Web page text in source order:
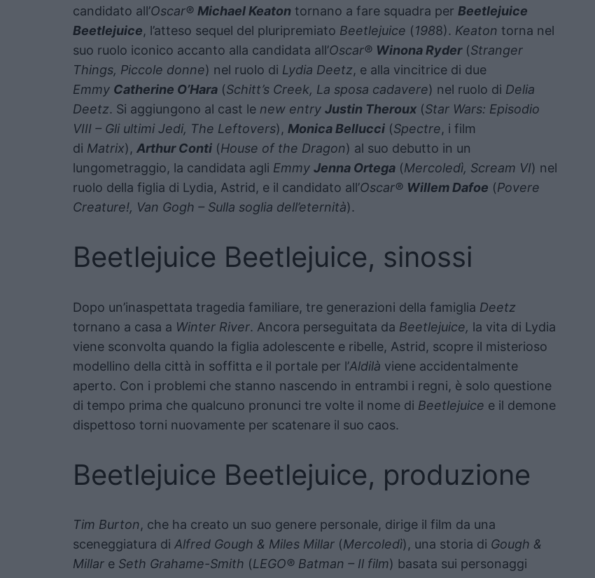
candidato all’Oscar® Michael Keaton tornano a fare squadra per Beetlejuice
Beetlejuice, l’atteso sequel del pluripremiato Beetlejuice (1988). Keaton torna nel
suo ruolo iconico accanto alla candidata all’Oscar® Winona Ryder (Stranger
Things, Piccole donne) nel ruolo di Lydia Deetz, e alla vincitrice di due
Emmy Catherine O’Hara (Schitt’s Creek, La sposa cadavere) nel ruolo di Delia
Deetz. Si aggiungono al cast le new entry Justin Theroux (Star Wars: Episodio
VIII – Gli ultimi Jedi, The Leftovers), Monica Bellucci (Spectre, i film
di Matrix), Arthur Conti (House of the Dragon) al suo debutto in un
lungometraggio, la candidata agli Emmy Jenna Ortega (Mercoledì, Scream VI) nel
ruolo della figlia di Lydia, Astrid, e il candidato all’Oscar® Willem Dafoe (Povere
Creature!, Van Gogh – Sulla soglia dell’eternità).
Beetlejuice Beetlejuice, sinossi
Dopo un’inaspettata tragedia familiare, tre generazioni della famiglia Deetz
tornano a casa a Winter River. Ancora perseguitata da Beetlejuice, la vita di Lydia
viene sconvolta quando la figlia adolescente e ribelle, Astrid, scopre il misterioso
modellino della città in soffitta e il portale per l’Aldilà viene accidentalmente
aperto. Con i problemi che stanno nascendo in entrambi i regni, è solo questione
di tempo prima che qualcuno pronunci tre volte il nome di Beetlejuice e il demone
dispettoso torni nuovamente per scatenare il suo caos.
Beetlejuice Beetlejuice, produzione
Tim Burton, che ha creato un suo genere personale, dirige il film da una
sceneggiatura di Alfred Gough & Miles Millar (Mercoledì), una storia di Gough &
Millar e Seth Grahame-Smith (LEGO® Batman – Il film) basata sui personaggi